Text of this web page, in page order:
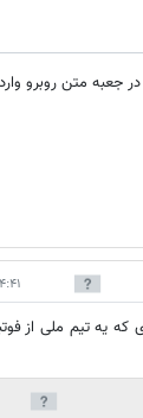
جعبه متن روبرو
۱۴:۴۱ -
که یه تیم ملی از